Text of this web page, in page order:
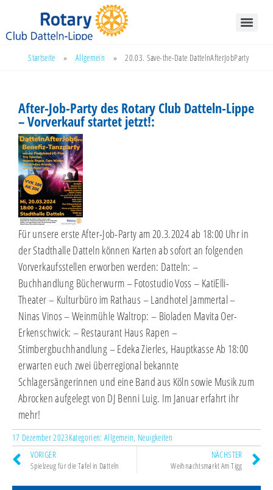
Startseite » Allgemein » 20.03. Save-the-Date DattelnAfterJobParty
After-Job-Party des Rotary Club Datteln-Lippe
– Vorverkauf startet jetzt!:
Für unsere erste After-Job-Party am 20.3.2024 ab 18:00 Uhr in
der Stadthalle Datteln können Karten ab sofort an folgenden
Vorverkaufsstellen erworben werden: Datteln: –
Buchhandlung Bücherwurm – Fotostudio Voss – KatiElli-
Theater – Kulturbüro im Rathaus – Landhotel Jammertal –
Ninas Vinos – Weinmühle Waltrop: – Bioladen Mavita Oer-
Erkenschwick: – Restaurant Haus Rapen –
Stimbergbuchhandlung – Edeka Zierles, Hauptkasse Ab 18:00
erwarten euch zwei überregional bekannte
Schlagersängerinnen und eine Band aus Köln sowie Musik zum
Abrocken aufgelegt von DJ Benni Luig. Im Januar erfahrt ihr
mehr!
17 Dezember 2023Kategorien: Allgemein Neuigkeiten
VORIGER
Spielzeug für die Tafel in Datteln
NÄCHSTER
Weihnachtsmarkt Am Tigg